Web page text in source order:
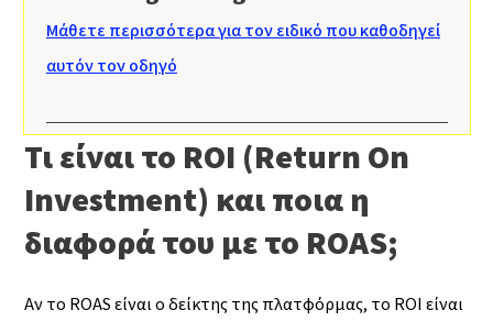
Μάθετε περισσότερα για τον ειδικό που καθοδηγεί
αυτόν τον οδηγό
Τι είναι το ROI (Return On
Investment) και ποια η
διαφορά του με το ROAS;
Αν το ROAS είναι ο δείκτης της πλατφόρμας, το ROI είναι